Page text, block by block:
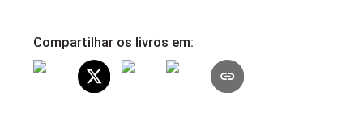
Compartilhar os livros em: